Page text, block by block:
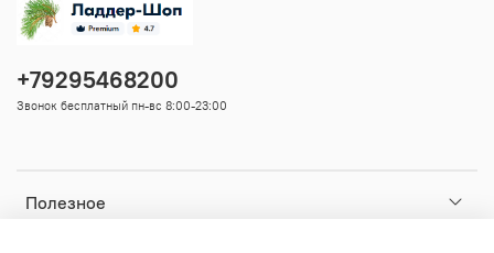
Полезное
+79295468200
Звонок бесплатный пн-вс 8:00-23:00